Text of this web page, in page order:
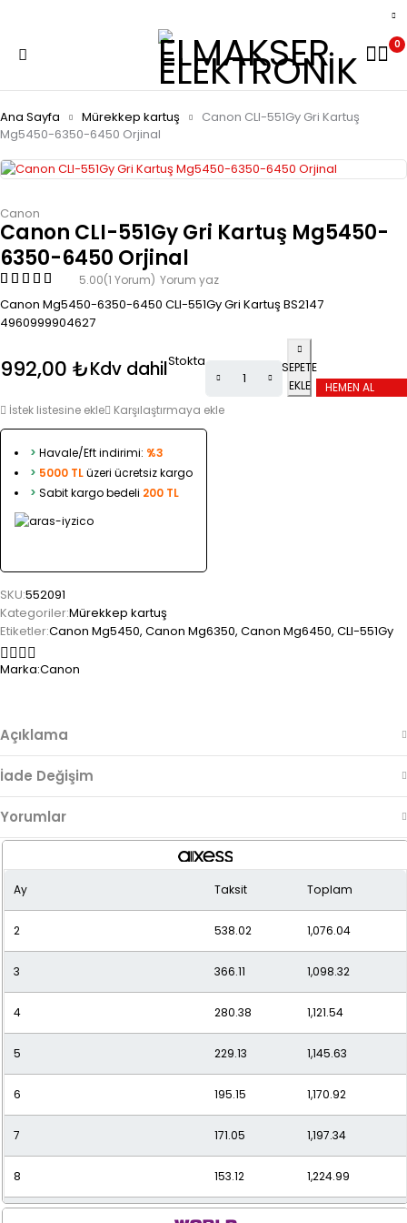
0
Ana Sayfa Mürekkep kartuş
Canon CLI-551Gy Gri Kartuş
Mg5450-6350-6450 Orjinal
Canon
Canon CLI-551Gy Gri Kartuş Mg5450-
6350-6450 Orjinal
5.00(1 Yorum) Yorum yaz
Canon Mg5450-6350-6450 CLI-551Gy Gri Kartuş BS2147
4960999904627
992,00 ₺Kdv dahilStokta
SEPETE
EKLE
HEMEN AL
İstek listesine ekle
Karşılaştırmaya ekle
> Havale/Eft indirimi: %3
> 5000 TLüzeri ücretsiz kargo
> Sabit kargo bedeli 200 TL
SKU:552091
Kategoriler:Mürekkep kartuş
Etiketler:Canon Mg5450, Canon Mg6350, Canon Mg6450, CLI-551Gy
Marka:Canon
Açıklama
İade Değişim
Yorumlar
Ay Taksit Toplam
2 538.02 1,076.04
3 366.11 1,098.32
4 280.38 1,121.54
5 229.13 1,145.63
6 195.15 1,170.92
7 171.05 1,197.34
8 153.12 1,224.99
139.33